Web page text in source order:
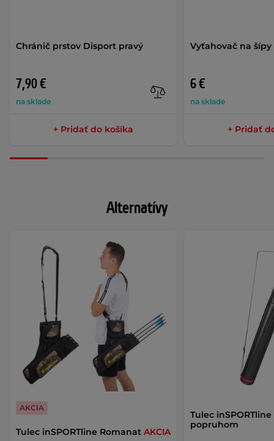
Chránič prstov Disport pravý
7,90 €
na sklade
+ Pridať do košíka
Vyťahovač na
6 €
na sklade
+ Pridať
Alternatívy
Tulec inSPORTline Romanat AKCIA
AKCIA
Tulec
popruhom